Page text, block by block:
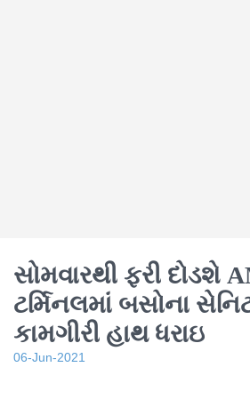
સોમવારથી ફરી દોડશે
ટર્મિનલમાં બસોના
કામગીરી હાથ ધરાઇ
06-Jun-2021